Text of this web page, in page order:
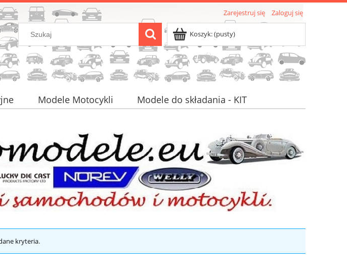
Zarejestruj się Zaloguj się
Koszyk:(pusty)
Modele Motocykli
Modele do składania - KIT
kryteria.